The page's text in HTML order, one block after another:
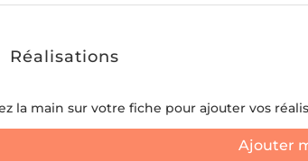
Réalisations
la main sur votre fiche pour ajouter vos
Ajouter